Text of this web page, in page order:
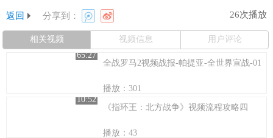
返回 分享到： 26次播放
相关视频 视频信息
用户评论
65:27
全战罗马2视频战报-帕提亚-全世界宣战-01
播放：301
10:52
《指环王：北方战争》视频流程攻略四
播放：43